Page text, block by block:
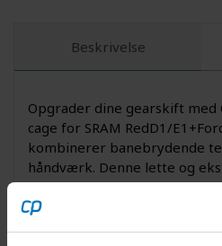
Beskrivelse
Opgrader dine gearskift med
cage for SRAM RedD1/
kombinerer banebrydende
håndværk. Denne lette og
kædebøje er udviklet til at
effektivitet, så hver eneste